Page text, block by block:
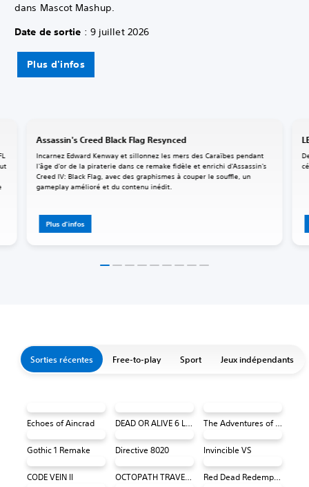
dans Mascot Mashup.
Date de sortie : 9 juillet 2026
Plus d'infos
Assassin's Creed Black Flag Resynced
Incarnez Edward Kenway et sillonnez les mers des Caraïbes pendant
l'âge d'or de la piraterie dans ce remake fidèle et enrichi d'Assassin's
Creed IV: Black Flag, avec des graphismes à couper le souffle, un
gameplay amélioré et du contenu inédit.
Plus d'infos
Sorties récentes Free-to-play Sport Jeux indépendants
Echoes of Aincrad DEAD OR ALIVE 6 Last Round Core Fighters The Adventures of Elliot: The Millennium Tales
Gothic 1 Remake Directive 8020 Invincible VS
CODE VEIN II OCTOPATH TRAVELER 0 PS4 & PS5 Red Dead Redemption (PS4 & PS5)